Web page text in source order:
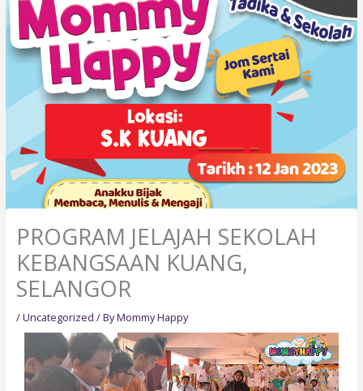
PROGRAM JELAJAH SEKOLAH
KEBANGSAAN KUANG,
SELANGOR
/Uncategorized / ByMommy Happy